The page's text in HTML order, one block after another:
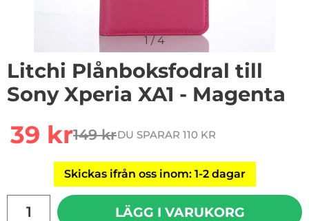
1/4
Litchi Plånboksfodral till
Sony Xperia XA1 - Magenta
rea pris
39 krtidigare pris
149 krDU SPARAR 110 KR
Skickas ifrån oss inom: 1-2 dagar
LÄGG I VARUKORG